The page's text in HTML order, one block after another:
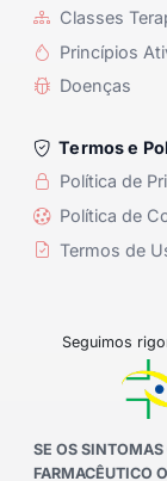
Classes
Princípios
Doenças
Termos e
Política de
Política de
Termos de
Seguimos
SE OS
FARMACÊUTICO